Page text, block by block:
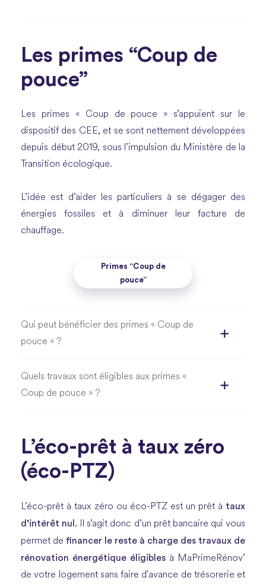
Les primes “Coup de
pouce”
Les primes « Coup de pouce » s’appuient sur le
dispositif des CEE, et se sont nettement développées
depuis début 2019, sous l’impulsion du Ministère de la
Transition écologique.
L’idée est d’aider les particuliers à se dégager des
énergies fossiles et à diminuer leur facture de
chauffage.
Primes “Coup de
pouce”
Qui peut bénéficier des primes « Coup de
pouce » ?
Quels travaux sont éligibles aux primes «
Coup de pouce » ?
L’éco-prêt à taux zéro
(éco-PTZ)
L’éco-prêt à taux zéro ou éco-PTZ est un prêt à taux
d’intérêt nul. Il s’agit donc d’un prêt bancaire qui vous
permet de financer le reste à charge des travaux de
rénovation énergétique éligibles à MaPrimeRénov’
de votre logement sans faire d'avance de trésorerie et